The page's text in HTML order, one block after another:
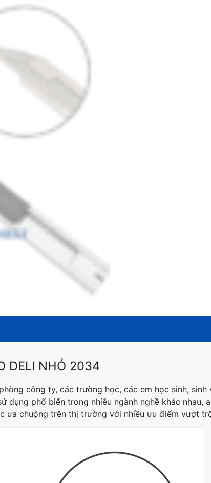
DELI NHỎ 2034
công ty, các trường học, các em học sinh, sinh
dụng phổ biến trong nhiều ngành nghề khác nhau,
ưa chuộng trên thị trường với nhiều ưu điểm vượt